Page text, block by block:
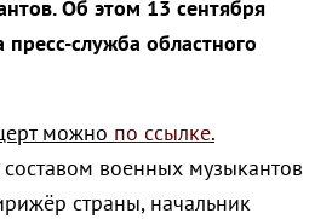
Об этом 13 сентября
служба областного
можно по ссылке.
военных музыкантов
страны, начальник